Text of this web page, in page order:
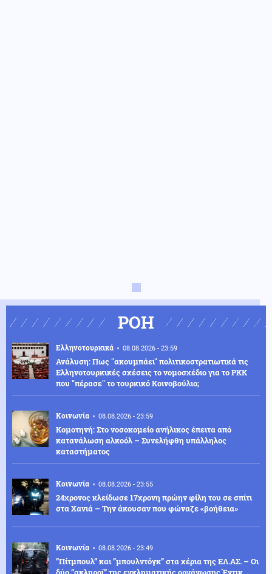
ΡΟΗ
Ελληνοτουρκικά 08.08.2026 - 23:59
Ανάλυση: Πως "ακουμπάει" πολιτικοστρατιωτικά τις
Ελληνοτουρκικές σχέσεις το νομοσχέδιο για το PKK
που "πέρασε" το τουρκικό Κοινοβούλιο;
Κοινωνία 08.08.2026 - 23:59
Κομοτηνή: Στο νοσοκομείο ανήλικος έπειτα από
κατανάλωση αλκοόλ – Συνελήφθη υπάλληλος
καταστήματος
Κοινωνία 08.08.2026 - 23:55
24χρονος κλείδωσε 17χρονη πρώην φίλη του σε σπίτι
στα Χανιά – Την άκουσαν που φώναζε «βοήθεια»
Κοινωνία 08.08.2026 - 23:49
”Πίτμπουλ” και ”μπουλντόγκ” στα χέρια της ΕΛ.ΑΣ. – Οι